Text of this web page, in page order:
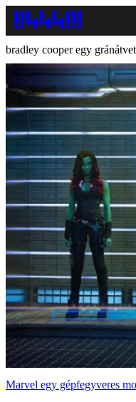
bradley cooper egy
Marvel egy gépfegyveres